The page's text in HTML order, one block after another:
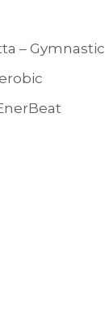
– Gymnastic